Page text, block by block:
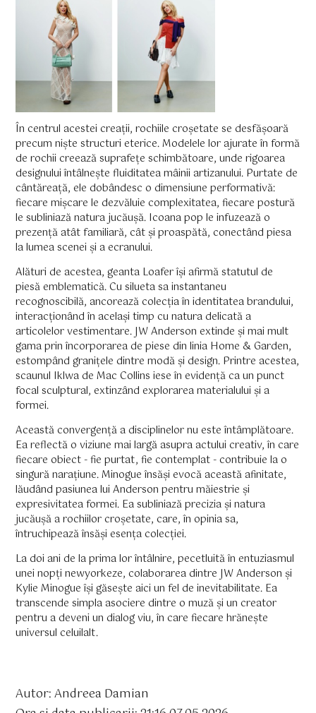
În centrul acestei creații, rochiile croșetate se desfășoară
precum niște structuri eterice. Modelele lor ajurate în formă
de rochii creează suprafețe schimbătoare, unde rigoarea
designului întâlnește fluiditatea mâinii artizanului. Purtate de
cântăreață, ele dobândesc o dimensiune performativă:
fiecare mișcare le dezvăluie complexitatea, fiecare postură
le subliniază natura jucăușă. Icoana pop le infuzează o
prezență atât familiară, cât și proaspătă, conectând piesa
la lumea scenei și a ecranului.
Alături de acestea, geanta Loafer își afirmă statutul de
piesă emblematică. Cu silueta sa instantaneu
recognoscibilă, ancorează colecția în identitatea brandului,
interacționând în același timp cu natura delicată a
articolelor vestimentare. JW Anderson extinde și mai mult
gama prin încorporarea de piese din linia Home & Garden,
estompând granițele dintre modă și design. Printre acestea,
scaunul Iklwa de Mac Collins iese în evidență ca un punct
focal sculptural, extinzând explorarea materialului și a
formei.
Această convergență a disciplinelor nu este întâmplătoare.
Ea reflectă o viziune mai largă asupra actului creativ, în care
fiecare obiect - fie purtat, fie contemplat - contribuie la o
singură narațiune. Minogue însăși evocă această afinitate,
lăudând pasiunea lui Anderson pentru măiestrie și
expresivitatea formei. Ea subliniază precizia și natura
jucăușă a rochiilor croșetate, care, în opinia sa,
întruchipează însăși esența colecției.
La doi ani de la prima lor întâlnire, pecetluită în entuziasmul
unei nopți newyorkeze, colaborarea dintre JW Anderson și
Kylie Minogue își găsește aici un fel de inevitabilitate. Ea
transcende simpla asociere dintre o muză și un creator
pentru a deveni un dialog viu, în care fiecare hrănește
universul celuilalt.
Autor: Andreea Damian